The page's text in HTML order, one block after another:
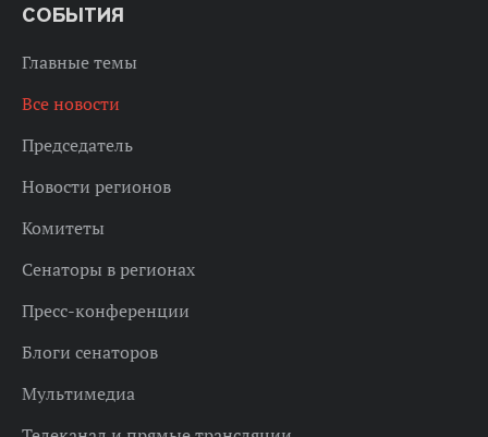
СОБЫТИЯ
Главные темы
Все новости
Председатель
Новости регионов
Комитеты
Сенаторы в регионах
Пресс-конференции
Блоги сенаторов
Мультимедиа